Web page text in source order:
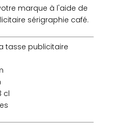
marque à l'aide de
sérigraphie café.
tasse publicitaire
cl